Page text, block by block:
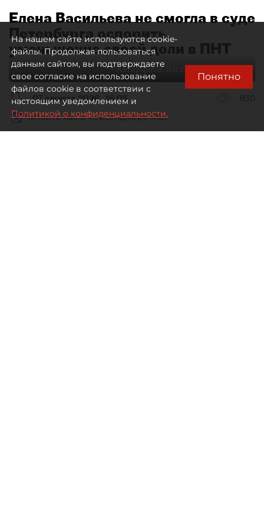
Елена Васильева не смогла в суде
Петербурга оспорить
уменьшение своей доли в ПНТ
Автор фото: Ваганов Антон / "ДП"
07 августа 2026 16:05
830
Читайте нас в мессенджере Max
На нашем сайте используются cookie-
файлы. Продолжая пользоваться
данным сайтом, вы подтверждаете
свое согласие на использование
файлов cookie в соответствии с
настоящим уведомлением и
Политикой о конфиденциальности.
Понятно